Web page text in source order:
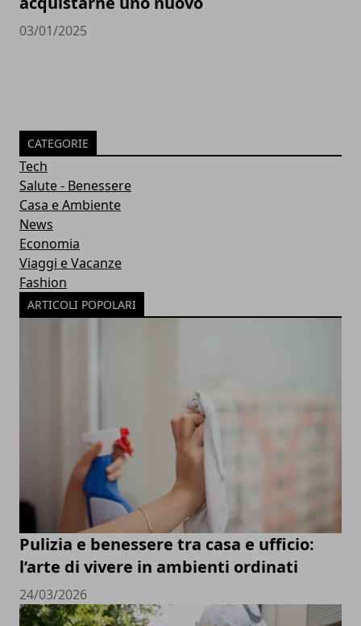
03/01/2025
CATEGORIE
Tech
Salute - Benessere
Casa e Ambiente
News
Economia
Viaggi e Vacanze
Fashion
ARTICOLI POPOLARI
Pulizia e benessere tra casa e ufficio:
l’arte di vivere in ambienti ordinati
24/03/2026